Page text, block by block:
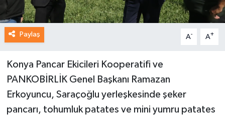
Paylaş A- A+
Konya Pancar Ekicileri Kooperatifi ve
PANKOBİRLİK Genel Başkanı Ramazan
Erkoyuncu, Saraçoğlu yerleşkesinde şeker
pancarı, tohumluk patates ve mini yumru patates